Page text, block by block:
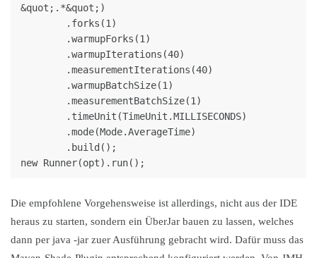
&quot;.*&quot;)
Die empfohlene Vorgehensweise ist allerdings, nicht aus der IDE
heraus zu starten, sondern ein ÜberJar bauen zu lassen, welches
dann per java -jar zuer Ausführung gebracht wird. Dafür muss das